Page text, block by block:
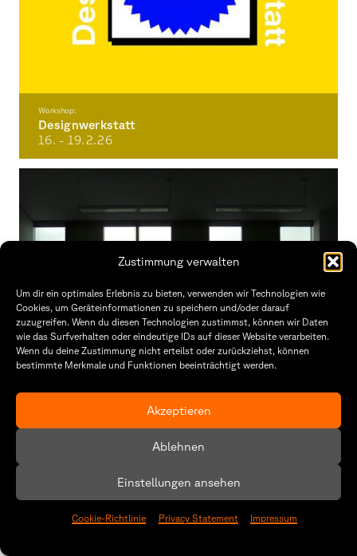
Zustimmung verwalten
Um dir ein optimales Erlebnis zu bieten, verwenden wir Technologien wie
Cookies, um Geräteinformationen zu speichern und/oder darauf
zuzugreifen. Wenn du diesen Technologien zustimmst, können wir Daten
wie das Surfverhalten oder eindeutige IDs auf dieser Website verarbeiten.
Wenn du deine Zustimmung nicht erteilst oder zurückziehst, können
bestimmte Merkmale und Funktionen beeinträchtigt werden.
Akzeptieren
Ablehnen
Einstellungen ansehen
Cookie-Richtlinie Privacy Statement Impressum
Workshop:
Designwerkstatt
16. - 19.2.26
Präsentationen der Masterprojekte